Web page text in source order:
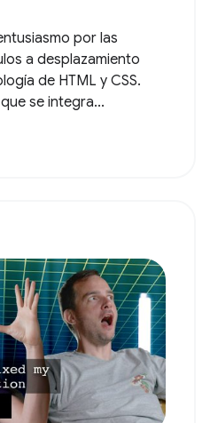
por las
a desplazamiento
de HTML y CSS.
se integra...